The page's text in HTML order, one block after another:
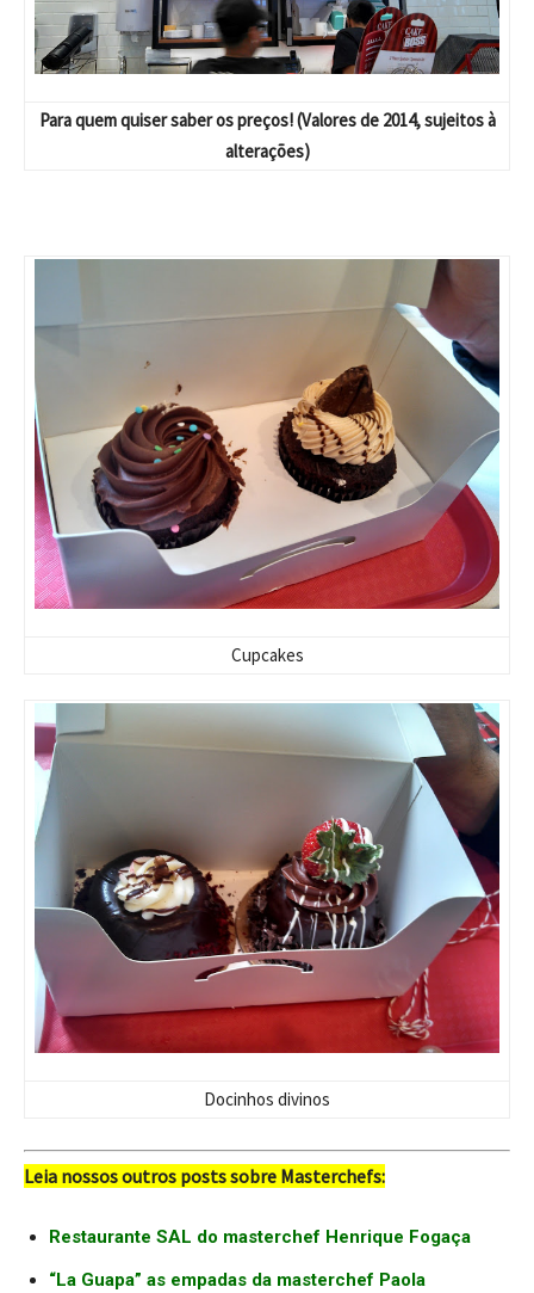
Para quem quiser saber os preços! (Valores de 2014, sujeitos à
alterações)
Cupcakes
Docinhos divinos
Leia nossos outros posts sobre Masterchefs:
Restaurante SAL do masterchef Henrique Fogaça
“La Guapa” as empadas da masterchef Paola